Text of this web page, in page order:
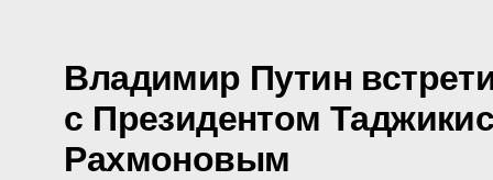
Владимир Путин
с Президентом
Рахмоновым